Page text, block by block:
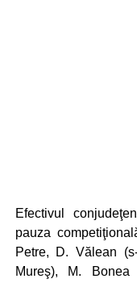
Efectivul
pauza
Petre, D. Vălean
Mureş), M.